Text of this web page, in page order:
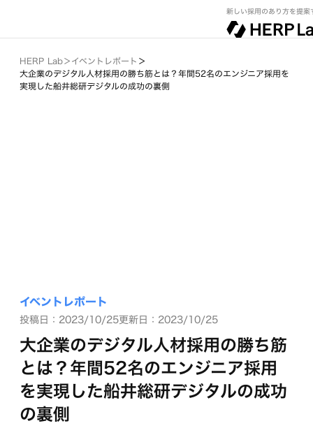
新しい採用のあり方を提案
HERP Lab＞イベントレポート ＞
大企業のデジタル人材採用の勝ち筋とは？年間52名のエンジニア採用を
実現した船井総研デジタルの成功の裏側
イベントレポート
投稿日：2023/10/25更新日：2023/10/25
大企業のデジタル人材採用の勝ち筋
とは？年間52名のエンジニア採用
を実現した船井総研デジタルの成功
の裏側